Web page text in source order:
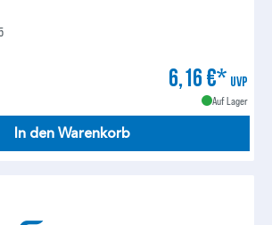
6,16 €* UVP
Auf Lager
In den Warenkorb